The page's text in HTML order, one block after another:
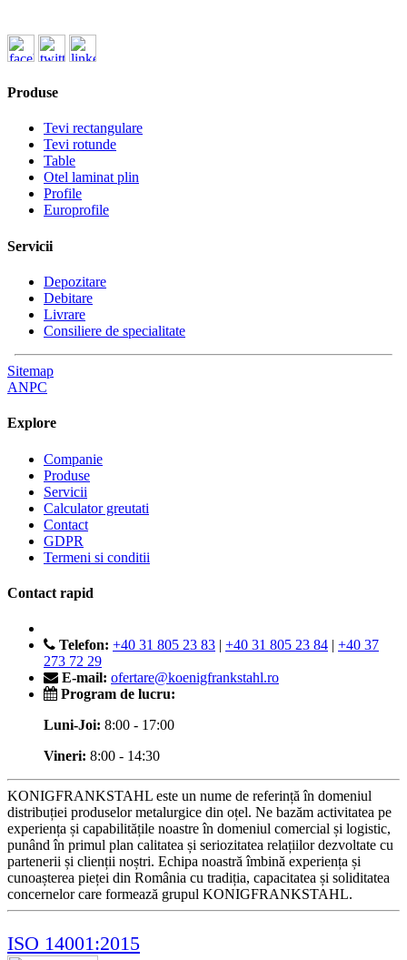
Produse
Tevi rectangulare
Tevi rotunde
Table
Otel laminat plin
Profile
Europrofile
Servicii
Depozitare
Debitare
Livrare
Consiliere de specialitate
Sitemap
ANPC
Explore
Companie
Produse
Servicii
Calculator greutati
Contact
GDPR
Termeni si conditii
Contact rapid
Telefon: +40 31 805 23 83 | +40 31 805 23 84 | +40 37
273 72 29
E-mail: ofertare@koenigfrankstahl.ro
Program de lucru:
Luni-Joi: 8:00 - 17:00
Vineri: 8:00 - 14:30
KONIGFRANKSTAHL este un nume de referință în domeniul
distribuției produselor metalurgice din oțel. Ne bazăm activitatea pe
experiența și capabilitățile noastre în domeniul comercial și logistic,
punând în primul plan calitatea și seriozitatea relațiilor dezvoltate cu
partenerii și clienții noștri. Echipa noastră îmbină experiența și
cunoașterea pieței din România cu tradiția, capacitatea și soliditatea
concernelor care formează grupul KONIGFRANKSTAHL.
ISO 14001:2015